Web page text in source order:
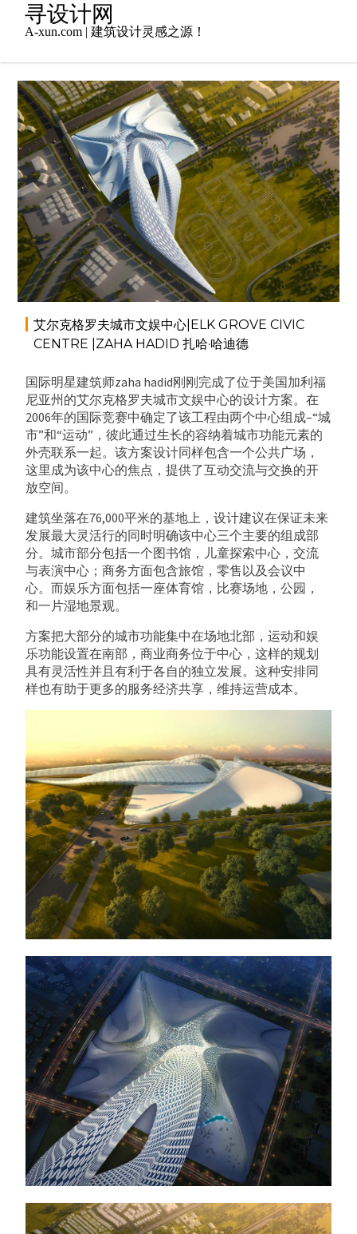
寻设计网
A-xun.com | 建筑设计灵感之源！
2014年7月7日 admin 大师作品,建筑设计,扎
哈·哈迪德（Zaha Hadid）,
文化建筑
艾尔克格罗夫城市文娱中心|ELK GROVE CIVIC
CENTRE |ZAHA HADID 扎哈·哈迪德
国际明星建筑师zaha hadid刚刚完成了位于美国加利福
尼亚州的艾尔克格罗夫城市文娱中心的设计方案。在
2006年的国际竞赛中确定了该工程由两个中心组成–“城
市”和“运动”，彼此通过生长的容纳着城市功能元素的
外壳联系一起。该方案设计同样包含一个公共广场，
这里成为该中心的焦点，提供了互动交流与交换的开
放空间。
建筑坐落在76,000平米的基地上，设计建议在保证未来
发展最大灵活行的同时明确该中心三个主要的组成部
分。城市部分包括一个图书馆，儿童探索中心，交流
与表演中心；商务方面包含旅馆，零售以及会议中
心。而娱乐方面包括一座体育馆，比赛场地，公园，
和一片湿地景观。
方案把大部分的城市功能集中在场地北部，运动和娱
乐功能设置在南部，商业商务位于中心，这样的规划
具有灵活性并且有利于各自的独立发展。这种安排同
样也有助于更多的服务经济共享，维持运营成本。